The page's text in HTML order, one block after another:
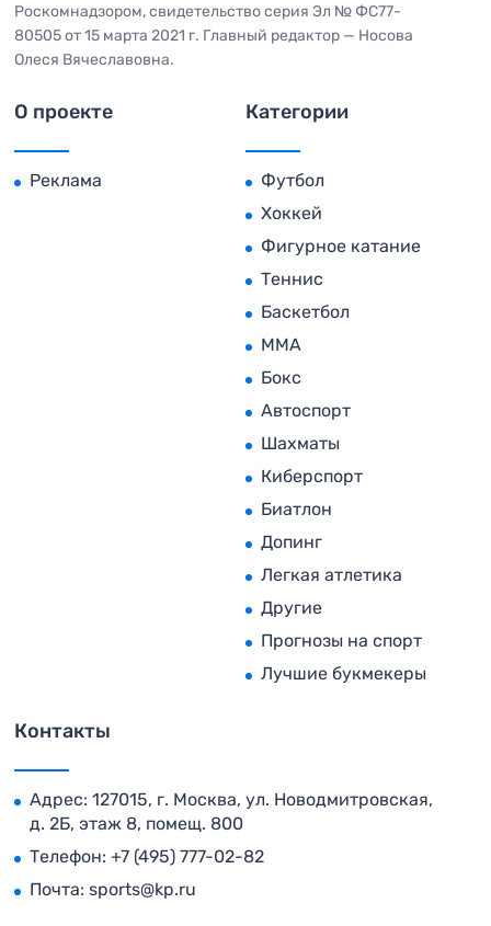
Роскомнадзором, свидетельство серия Эл № ФС77-
80505 от 15 марта 2021 г. Главный редактор — Носова
Олеся Вячеславовна.
О проекте
Реклама
Категории
Футбол
Хоккей
Фигурное катание
Теннис
Баскетбол
MMA
Бокс
Автоспорт
Шахматы
Киберспорт
Биатлон
Допинг
Легкая атлетика
Другие
Прогнозы на спорт
Лучшие букмекеры
Контакты
Адрес: 127015, г. Москва, ул. Новодмитровская,
д. 2Б, этаж 8, помещ. 800
Телефон: +7 (495) 777-02-82
Почта: sports@kp.ru